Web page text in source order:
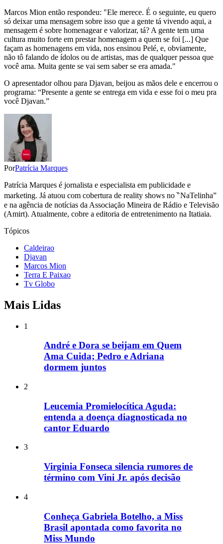
Marcos Mion então respondeu: "Ele merece. É o seguinte, eu quero
só deixar uma mensagem sobre isso que a gente tá vivendo aqui, a
mensagem é sobre homenagear e valorizar, tá? A gente tem uma
cultura muito forte em prestar homenagem a quem se foi [...] Que
façam as homenagens em vida, nos ensinou Pelé, e, obviamente,
não tô falando de ídolos ou de artistas, mas de qualquer pessoa que
você ama. Muita gente se vai sem saber se era amada."
O apresentador olhou para Djavan, beijou as mãos dele e encerrou o
programa: “Presente a gente se entrega em vida e esse foi o meu pra
você Djavan.”
PorPatrícia Marques
Patrícia Marques é jornalista e especialista em publicidade e
marketing. Já atuou com cobertura de reality shows no ‶NaTelinha”
e na agência de notícias da Associação Mineira de Rádio e Televisão
(Amirt). Atualmente, cobre a editoria de entretenimento na Itatiaia.
Tópicos
Caldeirao
Djavan
Marcos Mion
Terra E Paixao
Tv Globo
Mais Lidas
1
André e Dora se beijam em Quem
Ama Cuida; Pedro e Adriana
dormem juntos
2
Leucemia Promielocítica Aguda:
entenda a doença diagnosticada no
cantor Eduardo
3
Virginia Fonseca silencia rumores de
término com Vini Jr. após decisão
4
Conheça Gabriela Botelho, a Miss
Brasil apontada como favorita no
Miss Mundo